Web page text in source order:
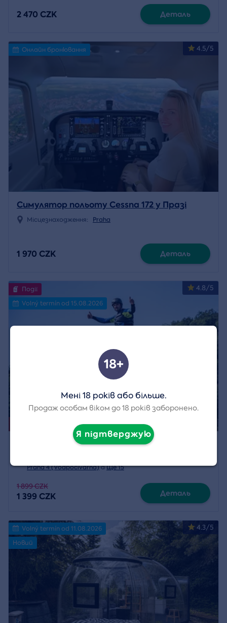
2 470 CZK Деталь
4.5/5
Онлайн бронювання
Симулятор польоту Cessna 172 у Празі
Місцезнаходження: Praha
1 970 CZK Деталь
Захід вже закінчується 16. 8. 2026.
4.8/5
Події
Volný termín od 15.08.2026
Флайбординг - політ над водою
Praha 4 (Vodpočívárna)aЩе 15
1 899 CZK
1 399 CZK Деталь
4.3/5
Volný termín od 11.08.2026
Новий
18+
Мені 18 років або більше.
Продаж особам віком до 18 років заборонено.
Я підтверджую